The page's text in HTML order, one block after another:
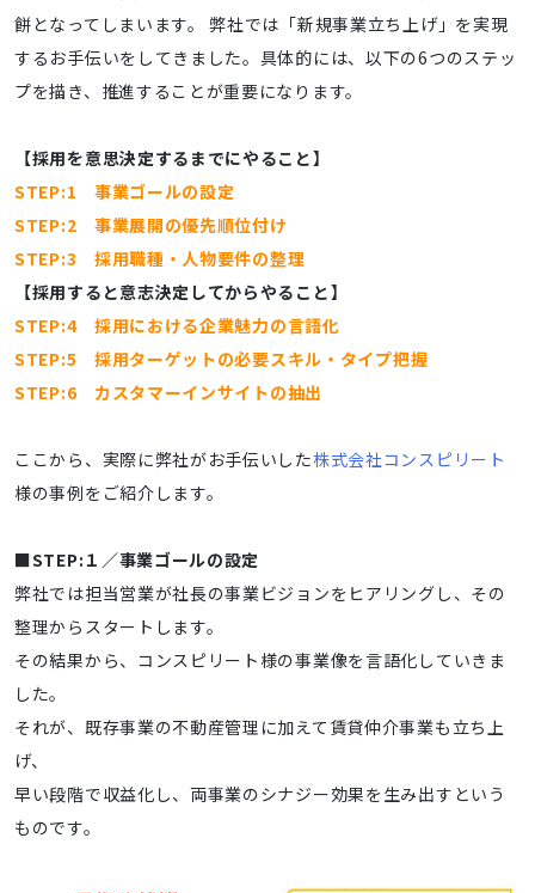
餅となってしまいます。 弊社では「新規事業立ち上げ」を実現
するお手伝いをしてきました。具体的には、以下の6つのステッ
プを描き、推進することが重要になります。
【採用を意思決定するまでにやること】
STEP:1 事業ゴールの設定
STEP:2 事業展開の優先順位付け
STEP:3 採用職種・人物要件の整理
【採用すると意志決定してからやること】
STEP:4 採用における企業魅力の言語化
STEP:5 採用ターゲットの必要スキル・タイプ把握
STEP:6 カスタマーインサイトの抽出
ここから、実際に弊社がお手伝いした株式会社コンスピリート
様の事例をご紹介します。
■STEP:１／事業ゴールの設定
弊社では担当営業が社長の事業ビジョンをヒアリングし、その
整理からスタートします。
その結果から、コンスピリート様の事業像を言語化していきま
した。
それが、既存事業の不動産管理に加えて賃貸仲介事業も立ち上
げ、
早い段階で収益化し、両事業のシナジー効果を生み出すという
ものです。